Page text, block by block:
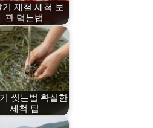
기 제철 세척 보
관 먹는법
씻는법 확실한
세척 팁